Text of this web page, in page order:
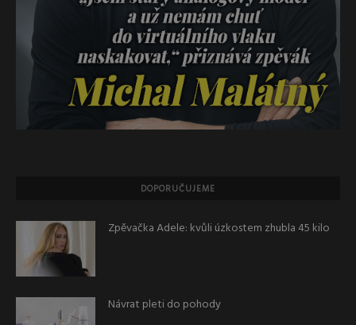
DOPORUČUJEME
Zpěvačka Adele: kvůli úzkostem zhubla 45 kilo
Návrat pleti do pohody